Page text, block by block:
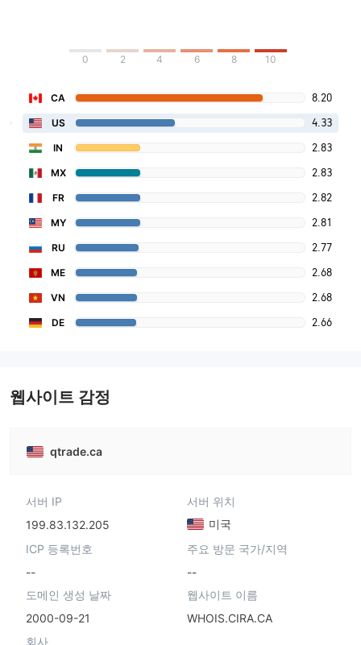
0 2 4 6 8 10
CA 8.20
US 4.33
IN 2.83
MX 2.83
FR 2.82
MY 2.81
RU 2.77
ME 2.68
VN 2.68
DE 2.66
웹사이트 감정
qtrade.ca
서버 IP
199.83.132.205
서버 위치
미국
ICP 등록번호
--
주요 방문 국가/지역
--
도메인 생성 날짜
2000-09-21
웹사이트 이름
WHOIS.CIRA.CA
회사